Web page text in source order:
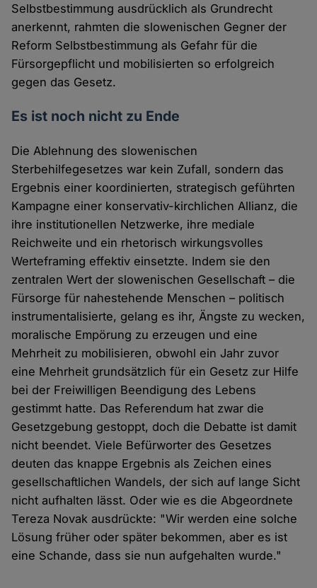
Selbstbestimmung ausdrücklich als Grundrecht
anerkennt, rahmten die slowenischen Gegner der
Reform Selbstbestimmung als Gefahr für die
Fürsorgepflicht und mobilisierten so erfolgreich
gegen das Gesetz.
Es ist noch nicht zu Ende
Die Ablehnung des slowenischen
Sterbehilfegesetzes war kein Zufall, sondern das
Ergebnis einer koordinierten, strategisch geführten
Kampagne einer konservativ-kirchlichen Allianz, die
ihre institutionellen Netzwerke, ihre mediale
Reichweite und ein rhetorisch wirkungsvolles
Werteframing effektiv einsetzte. Indem sie den
zentralen Wert der slowenischen Gesellschaft – die
Fürsorge für nahestehende Menschen – politisch
instrumentalisierte, gelang es ihr, Ängste zu wecken,
moralische Empörung zu erzeugen und eine
Mehrheit zu mobilisieren, obwohl ein Jahr zuvor
eine Mehrheit grundsätzlich für ein Gesetz zur Hilfe
bei der Freiwilligen Beendigung des Lebens
gestimmt hatte. Das Referendum hat zwar die
Gesetzgebung gestoppt, doch die Debatte ist damit
nicht beendet. Viele Befürworter des Gesetzes
deuten das knappe Ergebnis als Zeichen eines
gesellschaftlichen Wandels, der sich auf lange Sicht
nicht aufhalten lässt. Oder wie es die Abgeordnete
Tereza Novak ausdrückte: "Wir werden eine solche
Lösung früher oder später bekommen, aber es ist
eine Schande, dass sie nun aufgehalten wurde."